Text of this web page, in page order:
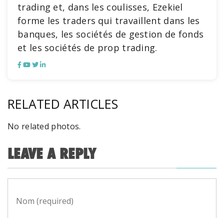
trading et, dans les coulisses, Ezekiel
forme les traders qui travaillent dans les
banques, les sociétés de gestion de fonds
et les sociétés de prop trading.
RELATED ARTICLES
No related photos.
LEAVE A REPLY